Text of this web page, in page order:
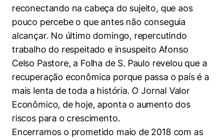
reconectando na cabeça do sujeito, que aos
pouco percebe o que antes não conseguia
alcançar. No último domingo, repercutindo
trabalho do respeitado e insuspeito Afonso
Celso Pastore, a Folha de S. Paulo revelou que a
recuperação econômica porque passa o país é a
mais lenta de toda a história. O Jornal Valor
Econômico, de hoje, aponta o aumento dos
riscos para o crescimento.
Encerramos o prometido maio de 2018 com as